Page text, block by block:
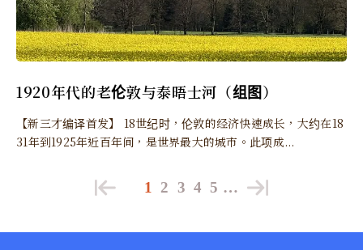
1920年代的老伦敦与泰晤士河（组图）
【新三才编译首发】 18世纪时，伦敦的经济快速成长，大约在18
31年到1925年近百年间，是世界最大的城市。此项成...
1 2 3 4 5 …